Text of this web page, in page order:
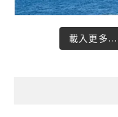
載入更多...